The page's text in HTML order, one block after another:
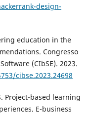
design-
education in the
Congresso
(CIbSE). 2023.
cibse.2023.24698
Project-based learning
E-business